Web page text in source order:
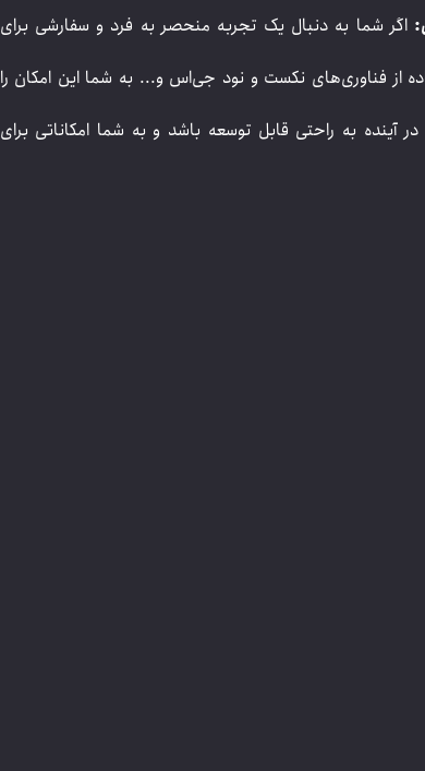
اگر شما به دنبال یک تجربه منحصر به فرد و سفارشی برای
از فناوری‌های نکست و نود جی‌اس و... به شما این امکان را
به راحتی قابل توسعه باشد و به شما امکاناتی برای